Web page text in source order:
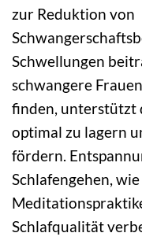
zur Reduktion von
Schwellungen
schwangere
finden, unterstützt
optimal zu lagern
fördern.
Schlafengehen,
Schlafqualität